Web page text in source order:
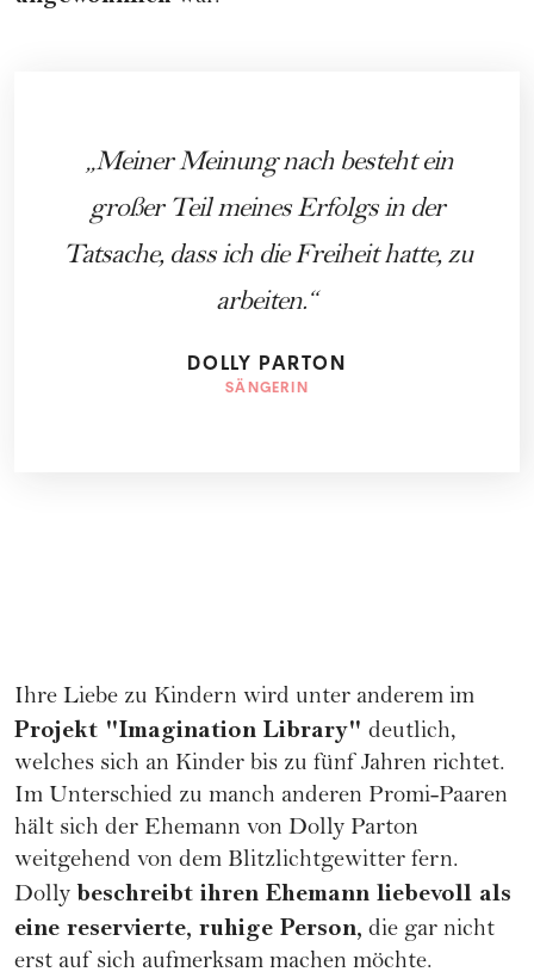
Meiner Meinung nach besteht ein
großer Teil meines Erfolgs in der
Tatsache, dass ich die Freiheit hatte, zu
arbeiten.
DOLLY PARTON
SÄNGERIN
Ihre Liebe zu Kindern wird unter anderem im
Projekt "Imagination Library" deutlich,
welches sich an Kinder bis zu fünf Jahren richtet.
Im Unterschied zu manch anderen Promi-Paaren
hält sich der Ehemann von Dolly Parton
weitgehend von dem Blitzlichtgewitter fern.
Dolly beschreibt ihren Ehemann liebevoll als
eine reservierte, ruhige Person, die gar nicht
erst auf sich aufmerksam machen möchte.